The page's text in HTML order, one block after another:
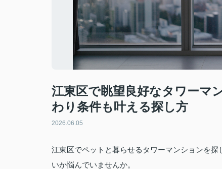
江東区で眺望良好なタワーマ
わり条件も叶える探し方
2026.06.05
江東区でペットと暮らせるタワーマンションを
いか悩んでいませんか。